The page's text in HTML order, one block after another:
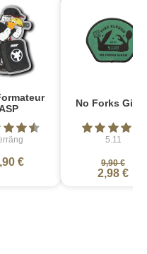
€
No Forks
5.11
9,90 €
2,98 €